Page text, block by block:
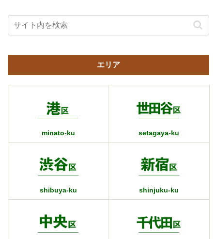
エリア
minato-ku setagaya-ku
shibuya-ku shinjuku-ku